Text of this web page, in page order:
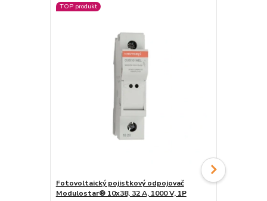
TOP produkt
Fotovoltaický pojistkový odpojovač
Modulostar® 10x38, 32 A, 1000 V, 1P